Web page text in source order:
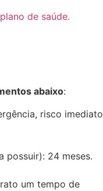
abaixo:
risco imediato
possuir): 24 meses.
um tempo de